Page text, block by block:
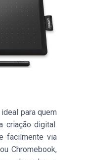
para quem
criação digital.
facilmente via
Chromebook,